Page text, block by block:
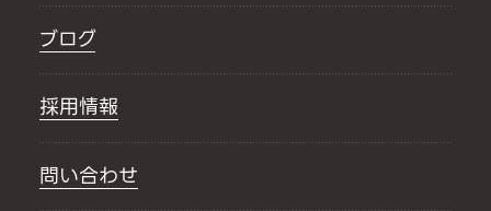
ブログ
採用情報
問い合わせ